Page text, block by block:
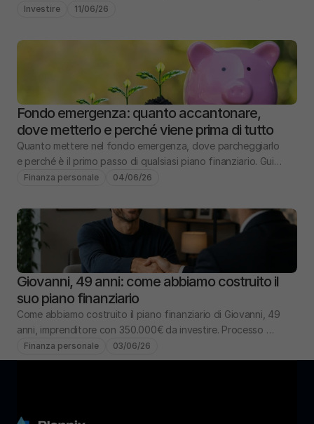
e confronto PIC vs PAC.
Investire 11/06/26
Fondo emergenza: quanto accantonare,
dove metterlo e perché viene prima di tutto
Quanto mettere nel fondo emergenza, dove parcheggiarlo
e perché è il primo passo di qualsiasi piano finanziario. Guida
pratica con numeri e scenari.
Finanza personale 04/06/26
Giovanni, 49 anni: come abbiamo costruito il
suo piano finanziario
Come abbiamo costruito il piano finanziario di Giovanni, 49
anni, imprenditore con 350.000€ da investire. Processo
completo: analisi, obiettivi, portafoglio.
Finanza personale 03/06/26